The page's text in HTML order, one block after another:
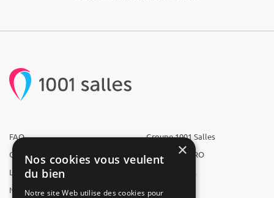
FAQ
Qui sommes-nous ?
L'équipe
Nous recrutons
Groupe 1001 Salles
1001 Salles PRO
1001 Traiteurs
1001 Artistes
×
Nos cookies vous veulent
du bien
Notre site Web utilise des cookies pour